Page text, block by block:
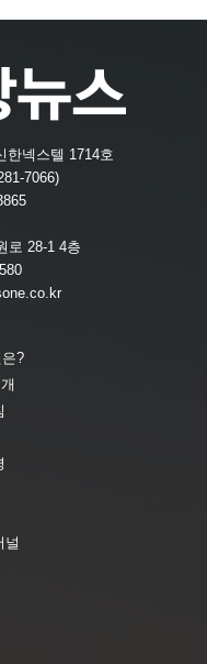
한넥스텔 1714호
7066)
로 28-1 4층
?
널